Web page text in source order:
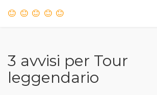
3 avvisi per Tour
leggendario